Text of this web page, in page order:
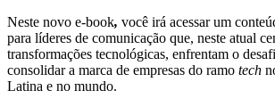
Neste novo e-book, você irá acessar um
para líderes de comunicação que, neste atual
transformações tecnológicas, enfrentam o
consolidar a marca de empresas do ramo tech
Latina e no mundo.